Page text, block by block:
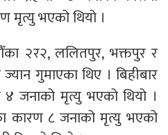
मृत्यु भएको थियो ।
२र२, ललितपुर, भक्तपुर र
गुमाएका थिए । बिहीबार
४ जनाको मृत्यु भएको थियो ।
कारण ८ जनाको मृत्यु भएको